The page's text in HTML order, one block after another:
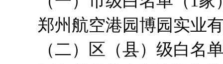
郑州航空港园博园实业
（二）区（县）级白名